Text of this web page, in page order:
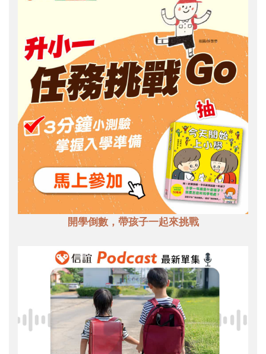
開學倒數，帶孩子一起來挑戰